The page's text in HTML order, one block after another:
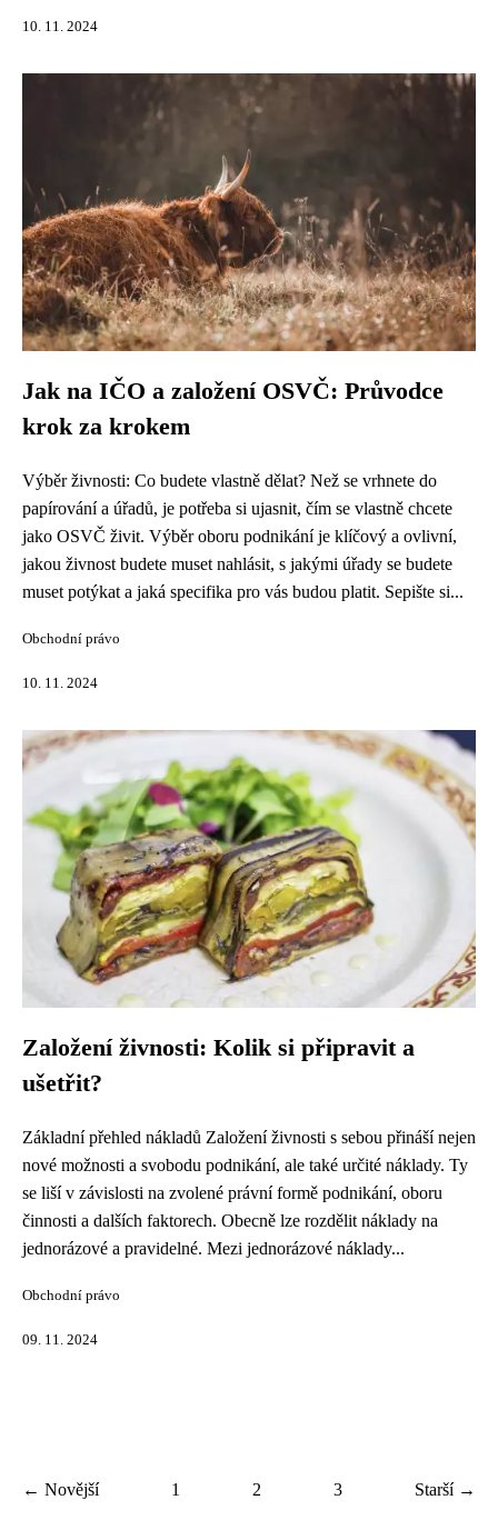
10. 11. 2024
Jak na IČO a založení OSVČ: Průvodce
krok za krokem
Výběr živnosti: Co budete vlastně dělat? Než se vrhnete do
papírování a úřadů, je potřeba si ujasnit, čím se vlastně chcete
jako OSVČ živit. Výběr oboru podnikání je klíčový a ovlivní,
jakou živnost budete muset nahlásit, s jakými úřady se budete
muset potýkat a jaká specifika pro vás budou platit. Sepište si...
Obchodní právo
10. 11. 2024
Založení živnosti: Kolik si připravit a
ušetřit?
Základní přehled nákladů Založení živnosti s sebou přináší nejen
nové možnosti a svobodu podnikání, ale také určité náklady. Ty
se liší v závislosti na zvolené právní formě podnikání, oboru
činnosti a dalších faktorech. Obecně lze rozdělit náklady na
jednorázové a pravidelné. Mezi jednorázové náklady...
Obchodní právo
09. 11. 2024
← Novější 1 2 3 Starší →